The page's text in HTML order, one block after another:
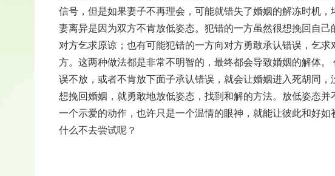
信号，但是如果妻子不再理会，可能就错失了婚姻的解冻时机，
妻离异是因为双方不肯放低姿态。犯错的一方虽然很想挽回自
对方乞求原谅；也有可能犯错的一方向对方勇敢承认错误，乞
方。这两种做法都是非常不明智的，最终都会导致婚姻的解体。
误不放，或者不肯放下面子承认错误，就会让婚姻进入死胡同
想挽回婚姻，就勇敢地放低姿态，找到和解的方法。放低姿态
一个示爱的动作，也许只是一个温情的眼神，就能让彼此和好
什么不去尝试呢？